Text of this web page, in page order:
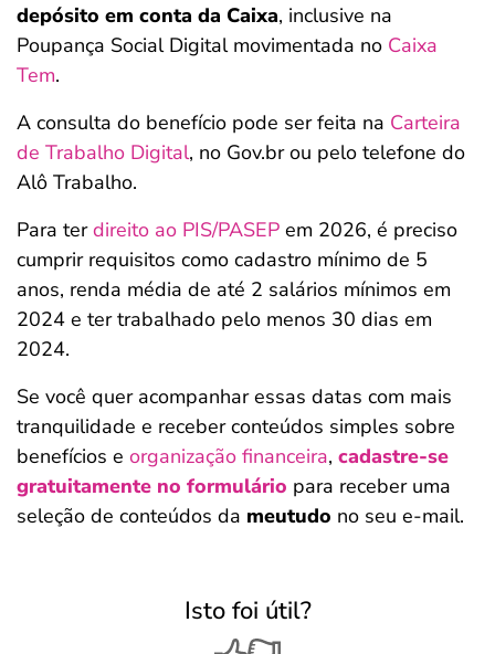
depósito em conta da Caixa, inclusive na
Poupança Social Digital movimentada no Caixa
Tem.
A consulta do benefício pode ser feita na Carteira
de Trabalho Digital, no Gov.br ou pelo telefone do
Alô Trabalho.
Para terdireito ao PIS/PASEP em 2026, é preciso
cumprir requisitos como cadastro mínimo de 5
anos, renda média de até 2 salários mínimos em
2024 e ter trabalhado pelo menos 30 dias em
2024.
Se você quer acompanhar essas datas com mais
tranquilidade e receber conteúdos simples sobre
benefícios e organização financeira, cadastre-se
gratuitamente no formulário para receber uma
seleção de conteúdos da meutudo no seu e-mail.
Isto foi útil?